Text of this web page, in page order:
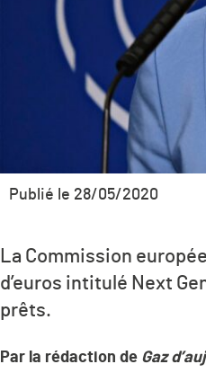
Publié le 28/05/2020
La Commission
d’euros intitulé Next
prêts.
Par la rédaction de Gaz